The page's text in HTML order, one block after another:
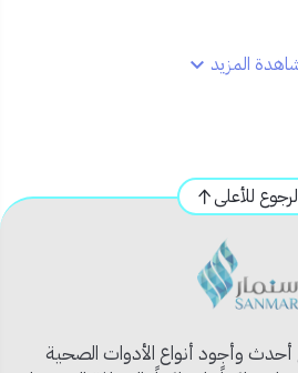
مواد التصنيع عالية التحمل.
تحمي من درجات الحرارة
بدون الحاجة لأدوات خاصة.
المزيد
للأعلى
وأجود أنواع الأدوات الصحية